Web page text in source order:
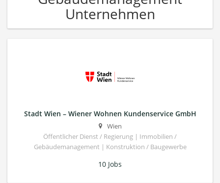
Unternehmen
Stadt Wien – Wiener Wohnen Kundenservice GmbH
Wien
Öffentlicher Dienst / Regierung | Immobilien /
Gebäudemanagement | Konstruktion / Baugewerbe
10 Jobs